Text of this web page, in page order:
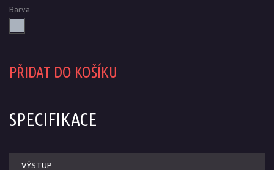
Barva
PŘIDAT DO KOŠÍKU
SPECIFIKACE
VÝSTUP